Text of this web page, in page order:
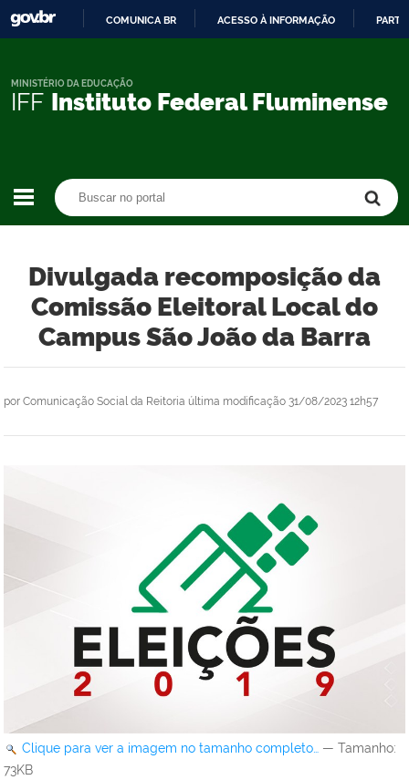
CONTEÚDO
COMUNICA BR ACESSO À INFORMAÇÃO
IFF Instituto Federal Fluminense
MINISTÉRIO DA EDUCAÇÃO
Divulgada recomposição da
Comissão Eleitoral Local do
Campus São João da Barra
por Comunicação Social da Reitoria última modificação 31/08/2023 12h57
Clique para ver a imagem no tamanho completo… — Tamanho:
73KB